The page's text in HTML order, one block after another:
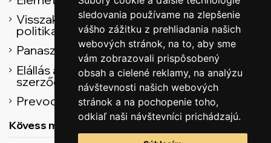
sledovania používame na zlepšenie
vášho zážitku z prehliadania našich
webových stránok, na to, aby sme
vám zobrazovali prispôsobený
obsah a cielené reklamy, na analýzu
návštevnosti našich webových
stránok a na pochopenie toho,
odkiaľ naši návštevníci prichádzajú.
Visszaküldési
politika
Panasz űrlap
Elállás az adásvételi
szerződéstől
Prevodník
Kövess minket